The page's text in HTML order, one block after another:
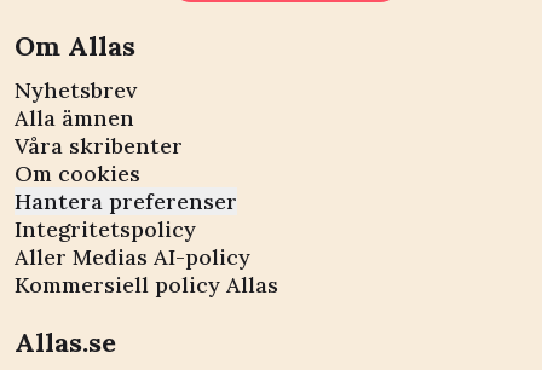
Om Allas
Nyhetsbrev
Alla ämnen
Våra skribenter
Om cookies
Hantera preferenser
Integritetspolicy
Aller Medias AI-policy
Kommersiell policy Allas
Allas.se